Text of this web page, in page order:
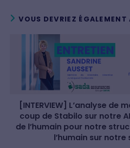
VOUS DEVRIEZ ÉGALEMENT
[INTERVIEW] L’analyse de
coup de Stabilo sur notre
de l’humain pour notre
l’humain sur